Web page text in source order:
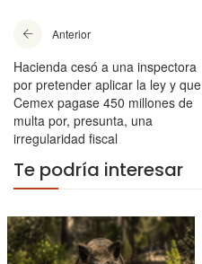
Anterior
Hacienda cesó a una inspectora
por pretender aplicar la ley y que
Cemex pagase 450 millones de
multa por, presunta, una
irregularidad fiscal
Te podría interesar